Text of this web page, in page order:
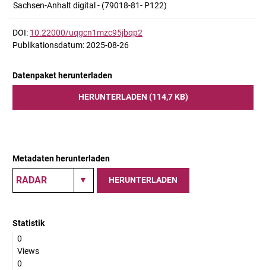
Sachsen-Anhalt digital - (79018-81- P122)
DOI: 10.22000/uqgcn1mzc95jbqp2
Publikationsdatum: 2025-08-26
Datenpaket herunterladen
HERUNTERLADEN (114,7 KB)
Metadaten herunterladen
HERUNTERLADEN
Statistik
0
Views
0